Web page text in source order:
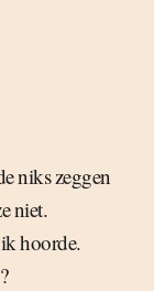
niks zeggen
niet.
hoorde.